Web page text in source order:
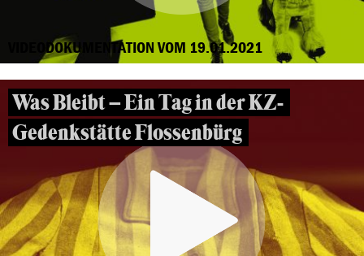
VIDEODOKUMENTATION VOM 19.01.2021
Was Bleibt – Ein Tag in der KZ-
Gedenkstätte Flossenbürg